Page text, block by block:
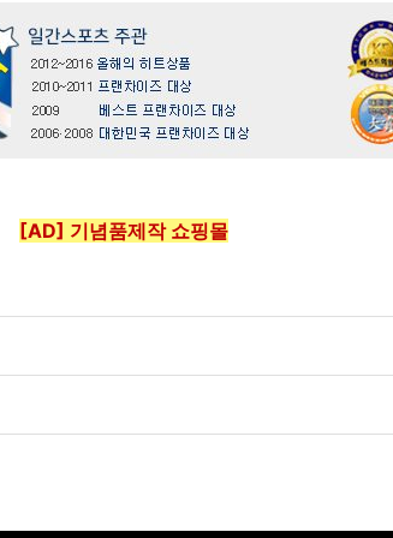
[AD] 기념품제작 쇼핑몰